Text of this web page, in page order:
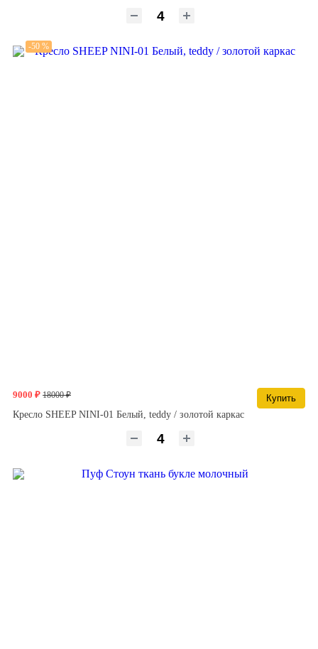
9000 ₽ 18000 ₽
-50 %
Купить
Кресло SHEEP NINI-01 Белый, teddy / золотой каркас